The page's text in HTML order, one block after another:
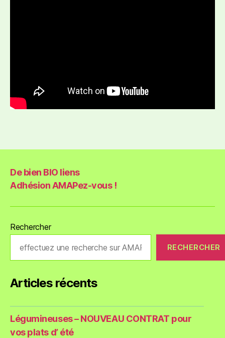
De bien BIO liens
Adhésion AMAPez-vous !
Rechercher
RECHERCHER
Articles récents
Légumineuses – NOUVEAU CONTRAT pour
vos plats d’ été